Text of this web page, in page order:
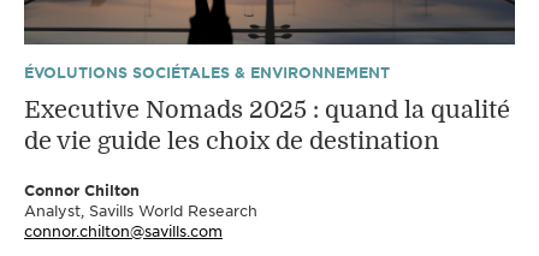
ÉVOLUTIONS SOCIÉTALES & ENVIRONNEMENT
Executive Nomads 2025 : quand la qualité
de vie guide les choix de destination
Connor Chilton
Analyst, Savills World Research
connor.chilton@savills.com